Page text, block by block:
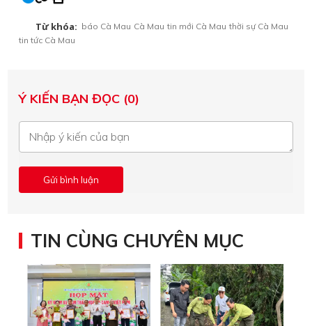
Từ khóa: báo Cà Mau Cà Mau tin mới Cà Mau thời sự Cà Mau
tin tức Cà Mau
Ý KIẾN BẠN ĐỌC (0)
TIN CÙNG CHUYÊN MỤC